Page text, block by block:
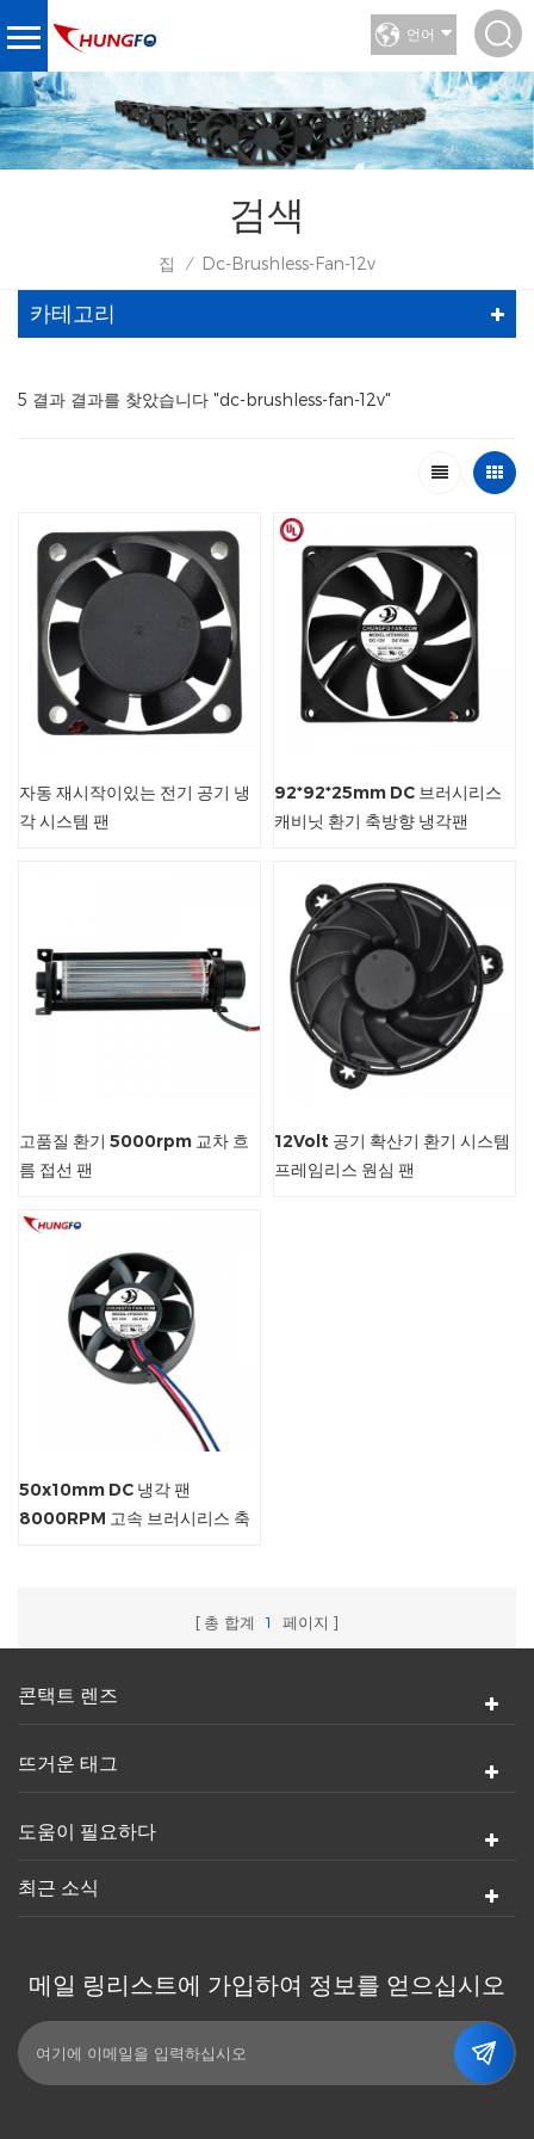
언어
검색
집 / Dc-Brushless-Fan-12v
카테고리
5 결과 결과를 찾았습니다 "dc-brushless-fan-12v"
자동 재시작이있는 전기 공기 냉
각 시스템 팬
92*92*25mm DC 브러시리스
캐비닛 환기 축방향 냉각팬
고품질 환기 5000rpm 교차 흐
름 접선 팬
12Volt 공기 확산기 환기 시스템
프레임리스 원심 팬
50x10mm DC 냉각 팬
8000RPM 고속 브러시리스 축
총 합계 1 페이지
콘택트 렌즈
뜨거운 태그
도움이 필요하다
최근 소식
메일 링리스트에 가입하여 정보를 얻으십시오